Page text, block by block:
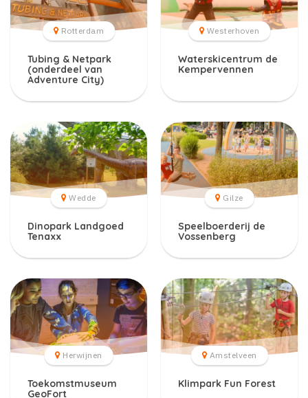
Rotterdam
Tubing & Netpark
(onderdeel van
Adventure City)
Westerhoven
Waterskicentrum de
Kempervennen
Wedde
Dinopark Landgoed
Tenaxx
Gilze
Speelboerderij de
Vossenberg
Herwijnen
Toekomstmuseum
GeoFort
Amstelveen
Klimpark Fun Forest